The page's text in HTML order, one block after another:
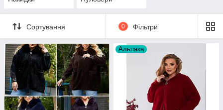
Сортування 0 Фільтри
Альпака